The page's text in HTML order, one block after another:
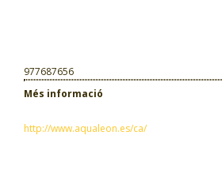
977687656
Més informació
http://www.aqualeon.es/ca/